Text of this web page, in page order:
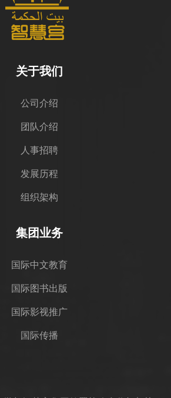
关于我们
公司介绍
团队介绍
人事招聘
发展历程
组织架构
集团业务
国际中文教育
国际图书出版
国际影视推广
国际传播